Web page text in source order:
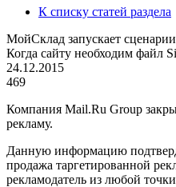
К списку статей раздела
МойСклад запускает
Когда сайту необходим файл
24.12.2015
469
Компания Mail.Ru Group
рекламу.
Данную информацию
продажа таргетированной
рекламодатель из любой